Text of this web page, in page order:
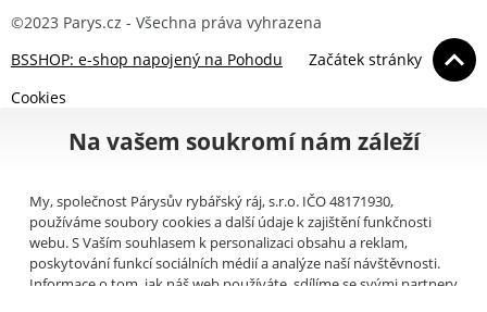
©2023 Parys.cz - Všechna práva vyhrazena
BSSHOP: e-shop napojený na Pohodu
Začátek stránky
Cookies
Na vašem soukromí nám záleží
My, společnost Párysův rybářský ráj, s.r.o. IČO 48171930,
používáme soubory cookies a další údaje k zajištění funkčnosti
webu. S Vaším souhlasem k personalizaci obsahu a reklam,
poskytování funkcí sociálních médií a analýze naší návštěvnosti.
Informace o tom, jak náš web používáte, sdílíme se svými partnery